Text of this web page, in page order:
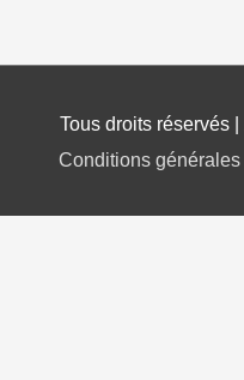
Tous droits réservés |
Conditions